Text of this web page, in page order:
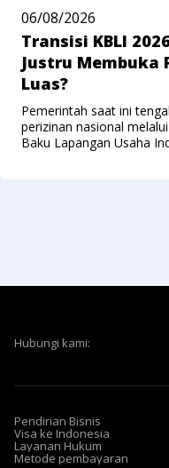
06/08/2026
Transisi KBLI
Justru Membuka
Luas?
Pemerintah saat ini
perizinan nasional
Baku Lapangan Usaha
Hubungi kami:
Pendirian Bisnis
Visa ke Indonesia
Layanan Hukum
Metode pembayaran